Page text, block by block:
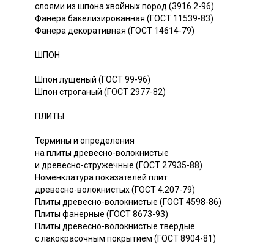
слоями из шпона хвойных пород (3916.2-96)
Фанера бакелизированная (ГОСТ 11539-83)
Фанера декоративная (ГОСТ 14614-79)
ШПОН
Шпон лущеный (ГОСТ 99-96)
Шпон строганый (ГОСТ 2977-82)
ПЛИТЫ
Термины и определения
на плиты древесно-волокнистые
и древесно-стружечные (ГОСТ 27935-88)
Номенклатура показателей плит
древесно-волокнистых (ГОСТ 4.207-79)
Плиты древесно-волокнистые (ГОСТ 4598-86)
Плиты фанерные (ГОСТ 8673-93)
Плиты древесно-волокнистые твердые
с лакокрасочным покрытием (ГОСТ 8904-81)